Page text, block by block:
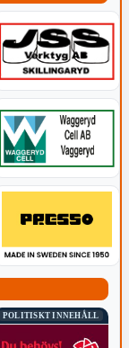
POLITISKT INNEHÅLL